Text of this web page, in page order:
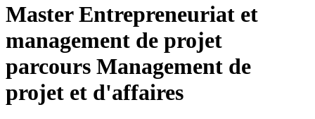
Master Entrepreneuriat et
management de projet
parcours Management de
projet et d'affaires